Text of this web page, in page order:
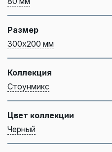
Размер
300х200 мм
Коллекция
Стоунмикс
Цвет коллекции
Черный